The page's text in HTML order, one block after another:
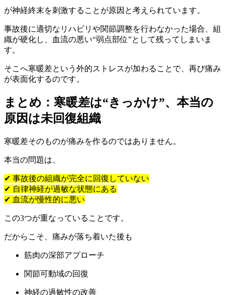
が神経終末を刺激することが原因と考えられています。
事故後に適切なリハビリや関節調整を行わなかった場合、組
織が硬化し、血流の悪い“弱点部位”として残ってしまいま
す。
そこへ寒暖差という外的ストレスが加わることで、再び痛み
が表面化するのです。
まとめ：寒暖差は“きっかけ”、本当の
原因は未回復組織
寒暖差そのものが痛みを作るのではありません。
本当の問題は、
✔ 事故後の組織が完全に回復していない
✔ 自律神経が過敏な状態にある
✔ 血流が慢性的に悪い
この3つが重なっていることです。
だからこそ、痛みが落ち着いた後も
筋肉の深部アプローチ
関節可動域の回復
神経の過敏性の改善